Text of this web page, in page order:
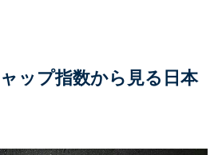
ップ指数から見る日本